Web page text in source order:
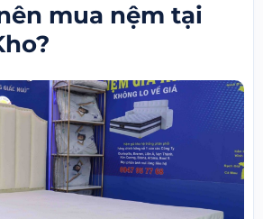
mua nệm tại